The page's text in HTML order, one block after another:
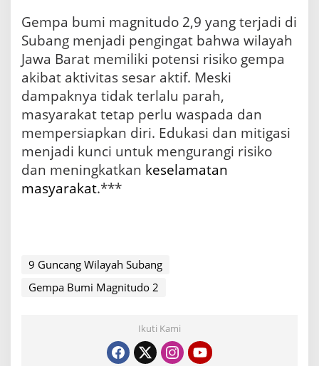
Gempa bumi magnitudo 2,9 yang terjadi di
Subang menjadi pengingat bahwa wilayah
Jawa Barat memiliki potensi risiko gempa
akibat aktivitas sesar aktif. Meski
dampaknya tidak terlalu parah,
masyarakat tetap perlu waspada dan
mempersiapkan diri. Edukasi dan mitigasi
menjadi kunci untuk mengurangi risiko
dan meningkatkan keselamatan
masyarakat.***
9 Guncang Wilayah Subang
Gempa Bumi Magnitudo 2
Ikuti Kami